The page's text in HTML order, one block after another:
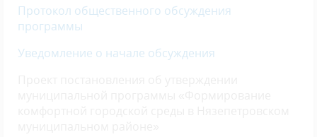
Протокол общественного обсуждения
программы
Уведомление о начале обсуждения